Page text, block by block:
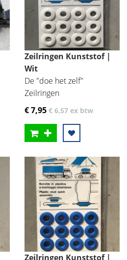
Zeilringen Kunststof |
Wit
De "doe het zelf"
Zeilringen
€ 7,95 € 6,57 ex btw
Zeilringen Kunststof |